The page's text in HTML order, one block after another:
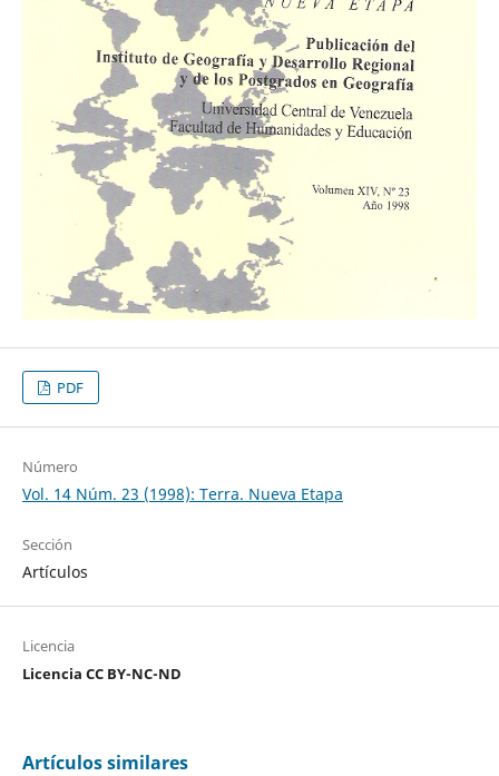
PDF
Número
Vol. 14 Núm. 23 (1998): Terra. Nueva Etapa
Sección
Artículos
Licencia
Licencia CC BY-NC-ND
Artículos similares